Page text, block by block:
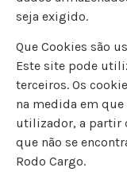
seja exigido.
Que Cookies são
Este site pode
terceiros. Os
na medida em
utilizador, a partir
que não se
Rodo Cargo.